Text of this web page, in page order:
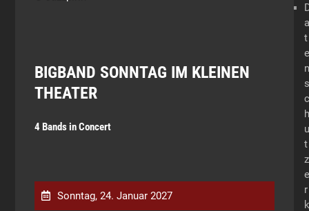
BIGBAND SONNTAG IM KLEINEN
THEATER
4 Bands in Concert
Sonntag, 24. Januar 2027
a
t
e
n
s
c
h
u
t
z
e
r
k